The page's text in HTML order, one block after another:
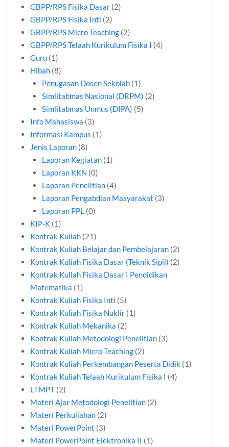
GBPP/RPS Fisika Dasar (2)
GBPP/RPS Fisika Inti (2)
GBPP/RPS Micro Teaching (2)
GBPP/RPS Telaah Kurikulum Fisika I (4)
Guru (1)
Hibah (8)
Penugasan Dosen Sekolah(1)
Simlitabmas Nasional (DRPM) (2)
Simlitabmas Unmus (DIPA) (5)
Info Mahasiswa (3)
Informasi Kampus (1)
Jenis Laporan (8)
Laporan Kegiatan(1)
Laporan KKN (0)
Laporan Penelitian(4)
Laporan Pengabdian Masyarakat (3)
Laporan PPL(0)
KIP-K (1)
Kontrak Kuliah (21)
Kontrak Kuliah Belajar dan Pembelajaran (2)
Kontrak Kuliah Fisika Dasar (Teknik Sipil) (2)
Kontrak Kuliah Fisika Dasar I Pendidikan
Matematika (1)
Kontrak Kuliah Fisika Inti (5)
Kontrak Kuliah Fisika Nuklir (1)
Kontrak Kuliah Mekanika (2)
Kontrak Kuliah Metodologi Penelitian (3)
Kontrak Kuliah Micro Teaching (2)
Kontrak Kuliah Perkembangan Peserta Didik (1)
Kontrak Kuliah Telaah Kurikulum Fisika I (4)
LTMPT (2)
Materi Ajar Metodologi Penelitian (2)
Materi Perkuliahan (2)
Materi PowerPoint (3)
Materi PowerPoint Elektronika II (1)